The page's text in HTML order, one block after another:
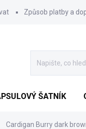
Způsob platby a
ŠATNÍK
Cardigan Burry dark